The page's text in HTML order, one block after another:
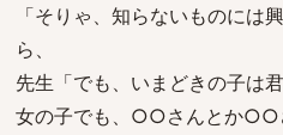
「そりゃ、知らないものには
ら、
先生「でも、いまどきの子は
女の子でも、○○さんとか○○